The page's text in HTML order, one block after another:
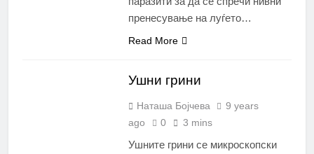
пренесување на луѓето…
Read More
Ушни грини
Наташа Бојчева
9 years
ago
0 3 mins
Ушните грини се микроскопски